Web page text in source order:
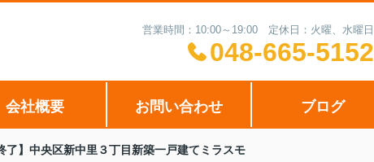
営業時間：10:00～19:00 定休日：火曜、水曜日
048-665-5152
会社概要 お問い合わせ ブログ
了】中央区新中里３丁目新築一戸建てミラスモ